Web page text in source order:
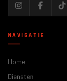
NAVIGATIE
Home
Diensten